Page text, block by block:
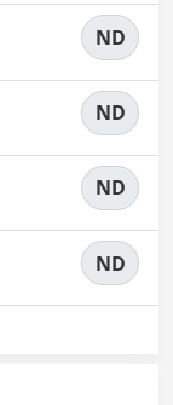
ND
ND
ND
ND